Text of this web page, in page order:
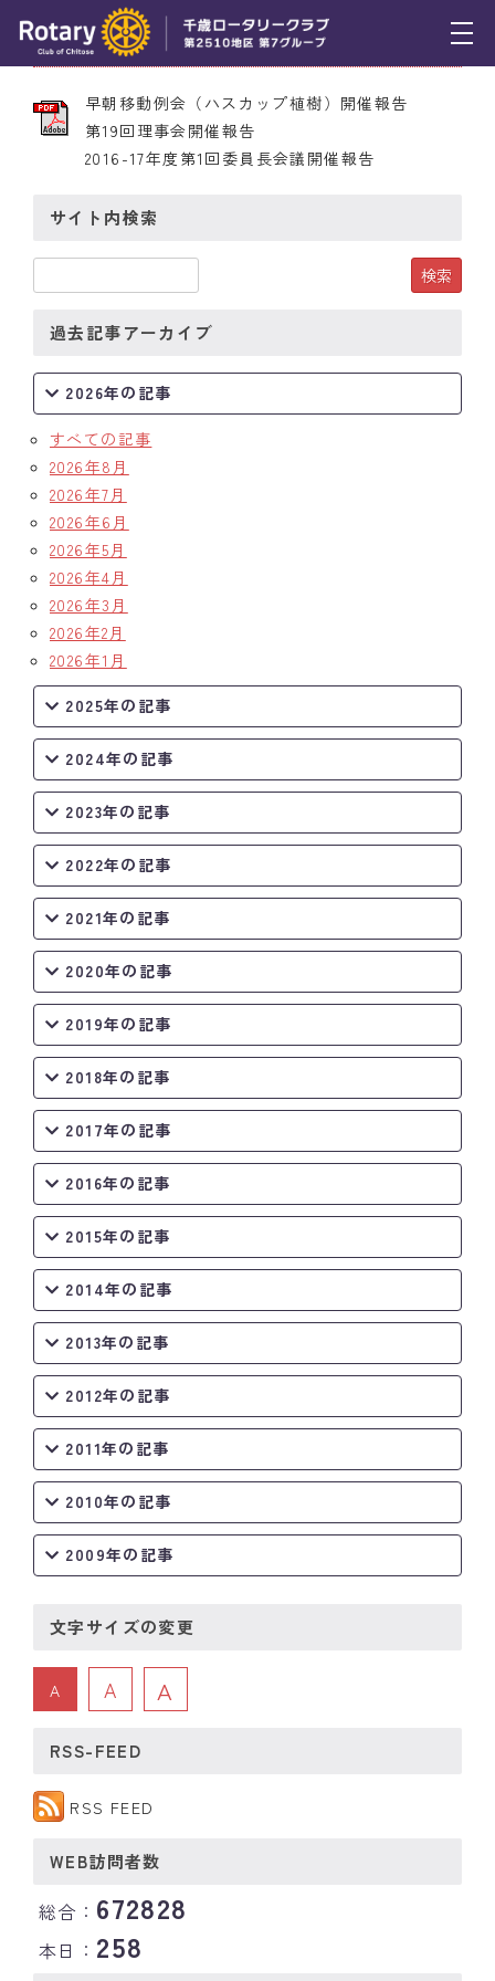
トピックス
例会報告
スケジュール
年間プログラム
木曜会
組織図
クラブのあゆみ
クラブの歴史
歴代会長・幹事
記念誌
案内
例会場・事務局の案内
リンク集
情報公開
入会のご案内
2016年5月21日 第2292号
早朝移動例会（ハスカップ植樹）開催報告
第19回理事会開催報告
2016-17年度第1回委員長会議開催報告
サイト内検索
過去記事アーカイブ
2026年の記事
すべての記事
2026年8月
2026年7月
2026年6月
2026年5月
2026年4月
2026年3月
2026年2月
2026年1月
2025年の記事
2024年の記事
2023年の記事
2022年の記事
2021年の記事
2020年の記事
2019年の記事
2018年の記事
2017年の記事
2016年の記事
2015年の記事
2014年の記事
2013年の記事
2012年の記事
2011年の記事
2010年の記事
2009年の記事
文字サイズの変更
A A A
RSS-FEED
RSS FEED
WEB訪問者数
総合： 672828
本日： 258